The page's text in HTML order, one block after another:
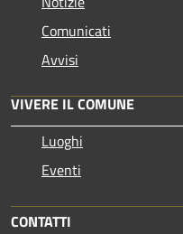
Comunicati
Avvisi
VIVERE IL COMUNE
Luoghi
Eventi
CONTATTI